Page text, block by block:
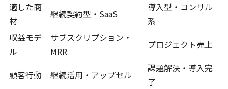
適した商
材
継続契約型・SaaS
導入型・コンサル
系
収益モデ
ル
サブスクリプション・
MRR
プロジェクト売上
顧客行動 継続活用・アップセル
課題解決・導入完
了